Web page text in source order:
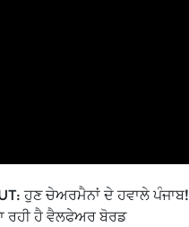
ਹੁਣ ਚੇਅਰਮੈਨਾਂ ਦੇ ਹਵਾਲੇ ਪੰਜਾਬ!
ਰਹੀ ਹੈ ਵੈਲਫੇਅਰ ਬੋਰਡ